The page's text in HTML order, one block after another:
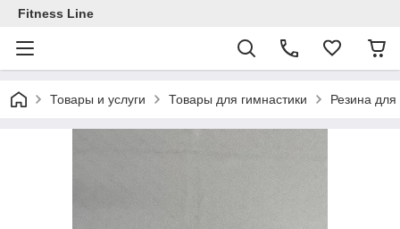
Fitness Line
Товары и услуги Товары для гимнастики Резина